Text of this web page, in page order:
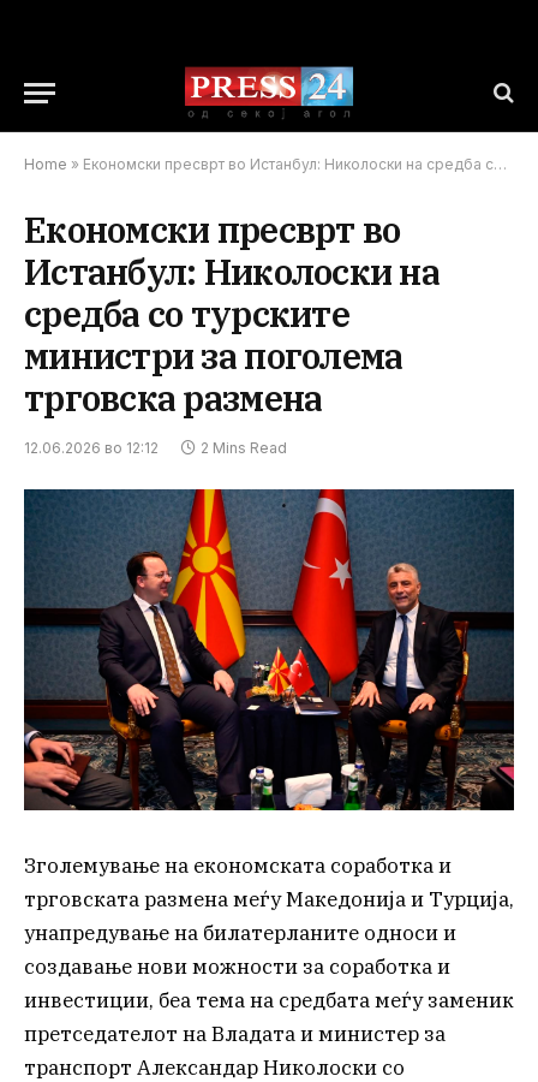
Home » Економски пресврт во Истанбул: Николоски на средба со турските министри за поголема трговска размена
Економски пресврт во
Истанбул: Николоски на
средба со турските
министри за поголема
трговска размена
12.06.2026 во 12:12 2 Mins Read
Зголемување на економската соработка и
трговската размена меѓу Македонија и Турција,
унапредување на билатерланите односи и
создавање нови можности за соработка и
инвестиции, беа тема на средбата меѓу заменик
претседателот на Владата и министер за
транспорт Александар Николоски со